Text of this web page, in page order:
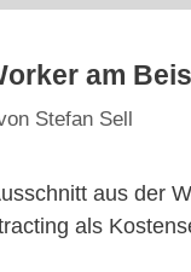
am
Stefan Sell
aus der
als